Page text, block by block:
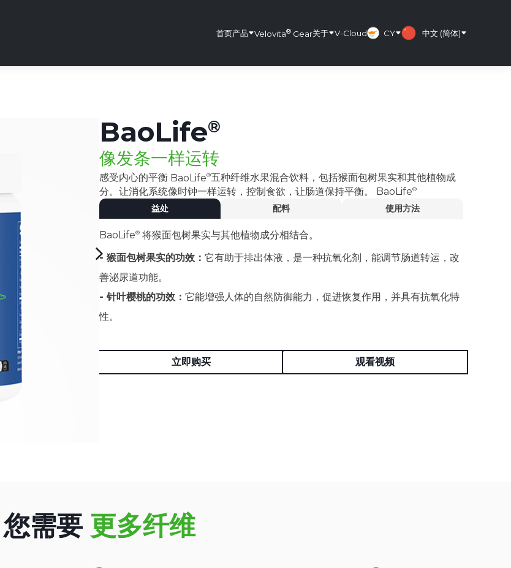
首页产品 Velovita® Gear关于 V-Cloud CY 中文 (简体)
BaoLife
像发条一样运转
感受内心的平衡 BaoLife 五种纤维水果混合饮料，包括猴面包树果实和其他植物成
分。让消化系统像时钟一样运转，控制食欲，让肠道保持平衡。 BaoLife
益处 配料 使用方法
BaoLife
将猴面包树果实与其他植物成分相结合。
- 猴面包树果实的功效： 它有助于排出体液，是一种抗氧化剂，能调节肠道转运，改
善泌尿道功能。
- 针叶樱桃的功效： 它能增强人体的自然防御能力，促进恢复作用，并具有抗氧化特
性。
立即购买 观看视频
您需要 更多纤维